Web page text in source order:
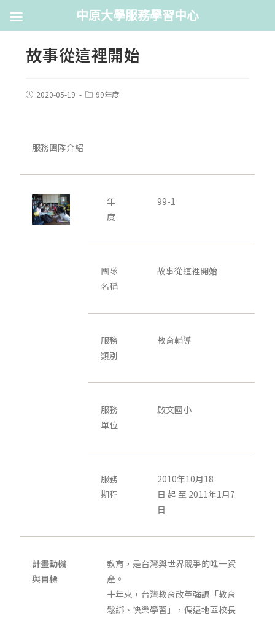
故事從這裡開始
2020-05-19 99年度
服務團隊介紹
年
度
99-1
團隊
名稱
故事從這裡開始
服務
類別
教育輔導
服務
單位
啟文國小
服務
期程
2010年10月18
日 起 至 2011年1月7
日
計畫動機
與目標
教育，是台灣與世界競爭的唯一資
產。
十年來，台灣教育改革強調「教育
鬆綁、快樂學習」，偏遠地區校長
中原大學服務學習中心